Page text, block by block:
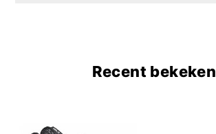
Recent bekeken